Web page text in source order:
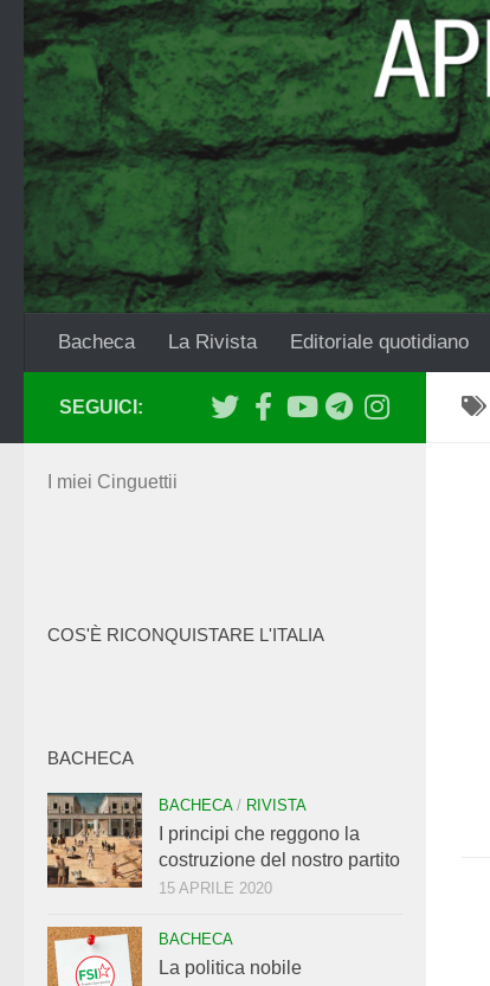
Salta al contenuto
Bacheca La Rivista Editoriale quotidiano
SEGUICI:
I miei Cinguettii
COS'È RICONQUISTARE L'ITALIA
BACHECA
BACHECA/ RIVISTA
I principi che reggono la
costruzione del nostro partito
15 APRILE 2020
BACHECA
La politica nobile